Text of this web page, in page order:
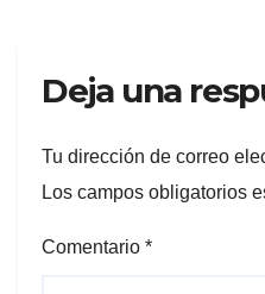
Deja una
Tu dirección de correo
Los campos obligatorios
Comentario *